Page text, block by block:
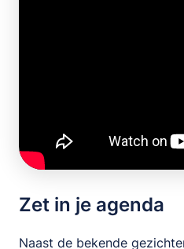
Zet in je agenda
Naast de bekende